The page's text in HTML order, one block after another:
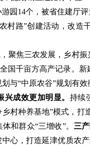
园 14个 ， 被省住建厅
村路”创建活动，改造
，聚焦三农发展，乡村
国千亩方高产记录。
划与“中原农谷”规划有效
兴成效更加明显。 持续
乡村种养基地”模式，打
和群众“三增收”。 三
心，打造延津优质农